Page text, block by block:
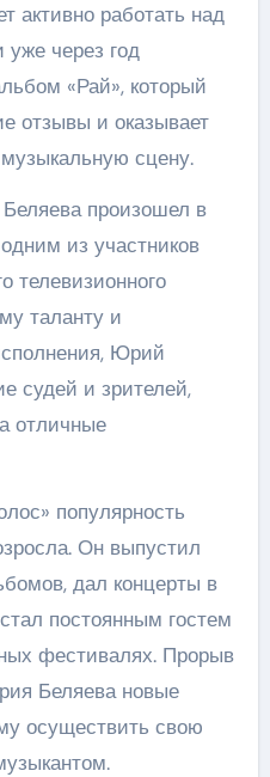
активно работать над
через год
«Рай», который
отзывы и оказывает
сцену.
произошел в
из участников
телевизионного
таланту и
Юрий
судей и зрителей,
отличные
популярность
Он выпустил
дал концерты в
постоянным гостем
фестивалях. Прорыв
Беляева новые
осуществить свою